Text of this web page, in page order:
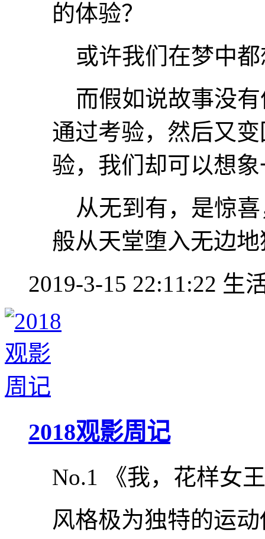
的体验？
或许我们在梦中都
而假如说故事没有
通过考验，然后又
验，我们却可以想
从无到有，是惊喜
般从天堂堕入无边
2019-3-15 22:11:22 生
2018观影周记
No.1 《我，花样女
风格极为独特的运